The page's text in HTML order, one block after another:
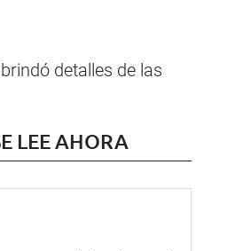
detalles de las
LEE AHORA